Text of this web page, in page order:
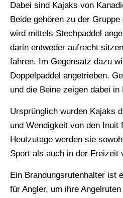
Dabei sind Kajaks von
Beide gehören zu der
wird mittels Stechpaddel
darin entweder aufrecht
fahren. Im Gegensatz dazu
Doppelpaddel angetrieben.
und die Beine zeigen dabei in
Ursprünglich wurden Kajaks
und Wendigkeit von den Inuit
Heutzutage werden sie
Sport als auch in der Freizeit
Ein Brandungsrutenhalter ist
für Angler, um ihre